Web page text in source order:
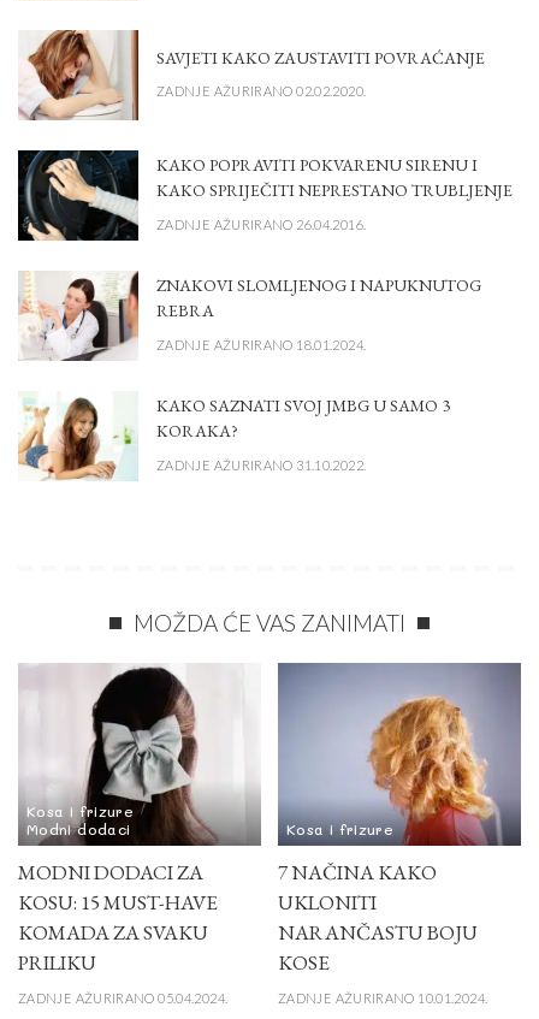
SAVJETI KAKO ZAUSTAVITI POVRAĆANJE
ZADNJE AŽURIRANO 02.02.2020.
KAKO POPRAVITI POKVARENU SIRENU I
KAKO SPRIJEČITI NEPRESTANO TRUBLJENJE
ZADNJE AŽURIRANO 26.04.2016.
ZNAKOVI SLOMLJENOG I NAPUKNUTOG
REBRA
ZADNJE AŽURIRANO 18.01.2024.
KAKO SAZNATI SVOJ JMBG U SAMO 3
KORAKA?
ZADNJE AŽURIRANO 31.10.2022.
MOŽDA ĆE VAS ZANIMATI
Kosa i frizure
Modni dodaci
MODNI DODACI ZA
KOSU: 15 MUST-HAVE
KOMADA ZA SVAKU
PRILIKU
ZADNJE AŽURIRANO 05.04.2024.
Kosa i frizure
7 NAČINA KAKO
UKLONITI
NARANČASTU BOJU
KOSE
ZADNJE AŽURIRANO 10.01.2024.